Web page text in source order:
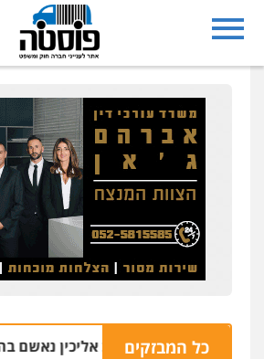
כל המבזקים
בעל משק במושב אליכין נאשם